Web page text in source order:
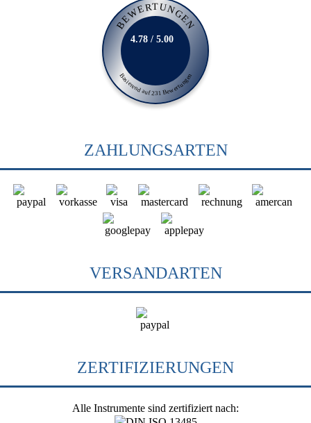
BEWERTUNGEN
Basierend auf 231 Bewertungen
4.78 / 5.00
ZAHLUNGSARTEN
VERSANDARTEN
ZERTIFIZIERUNGEN
Alle Instrumente sind zertifiziert nach: